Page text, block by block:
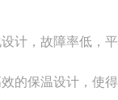
计，故障率低，平
的保温设计，使